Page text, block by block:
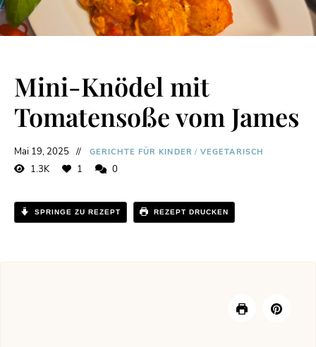
Mini-Knödel mit
Tomatensoße vom James
Mai 19, 2025 GERICHTE FÜR KINDER / VEGETARISCH
1.3K 1 0
SPRINGE ZU REZEPT REZEPT DRUCKEN